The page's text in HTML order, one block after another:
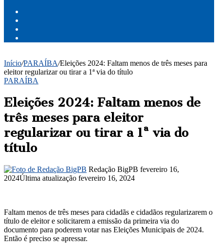
Início/PARAÍBA/Eleições 2024: Faltam menos de três meses para
eleitor regularizar ou tirar a 1ª via do título
PARAÍBA
Eleições 2024: Faltam menos de
três meses para eleitor
regularizar ou tirar a 1ª via do
título
Redação BigPB Mande
fevereiro 16,
2024Última atualização fevereiro 16, 2024
Faltam menos de três meses para cidadãs e cidadãos regularizarem o
título de eleitor e solicitarem a emissão da primeira via do
documento para poderem votar nas Eleições Municipais de 2024.
Então é preciso se apressar.